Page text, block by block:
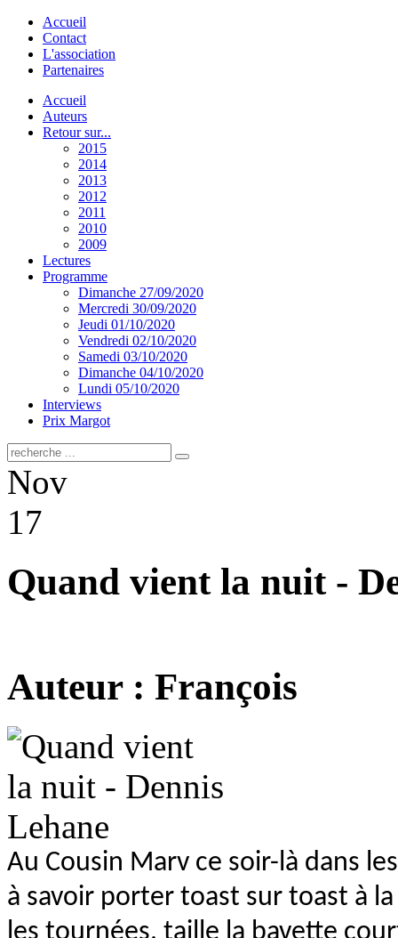
Accueil
Contact
L'association
Partenaires
Accueil
Auteurs
Retour sur...
2015
2014
2013
2012
2011
2010
2009
Lectures
Programme
Dimanche 27/09/2020
Mercredi 30/09/2020
Jeudi 01/10/2020
Vendredi 02/10/2020
Samedi 03/10/2020
Dimanche 04/10/2020
Lundi 05/10/2020
Interviews
Prix Margot
Nov
17
Quand vient la nuit -
Auteur : François
Au Cousin Marv ce soir-là dans
à savoir porter toast sur toast à